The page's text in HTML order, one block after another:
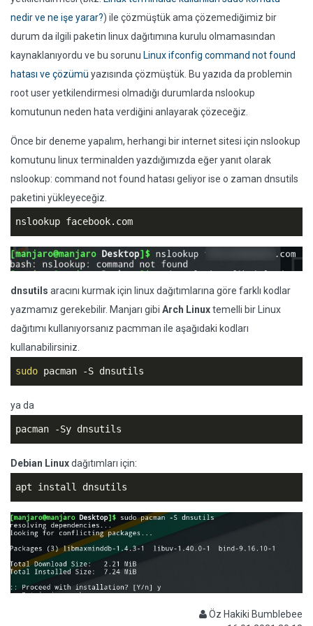
nedir ve ne işe yarar?) ile çözmüştük ama çözemediğimiz bir
durum da ilgili paketin linux dağıtımına kurulu olmamasından
kaynaklanıyordu ve bu sorunu Linux ifconfig command not found
hatası ve çözümü yazısında çözmüştük. Bu yazıda da problemin
root user yetkilendirmesi olmadığı durumlarda nslookup
komutunun neden hata verdiğini anlayarak çözeceğiz.
Önce bir deneme yapalım, herhangi bir internet sitesi için nslookup
komutunu linux terminalden yazdığımızda eğer yanıt olarak
nslookup: command not found hatası geliyor ise o zaman dnsutils
paketini yükleyeceğiz.
nslookup facebook.com
dnsutils aracını kurmak için linux dağıtımlarına göre farklı kodlar
yazmamız gerekebilir. Manjarı gibi Arch Linuxtemelli bir Linux
dağıtımı kullanıyorsanız pacmman ile aşağıdaki kodları
kullanabilirsiniz.
sudo pacman -S dnsutils
ya da
pacman -Sy dnsutils
Debian Linuxdağıtımları için:
apt install dnsutils
Öz Hakiki Bumblebee